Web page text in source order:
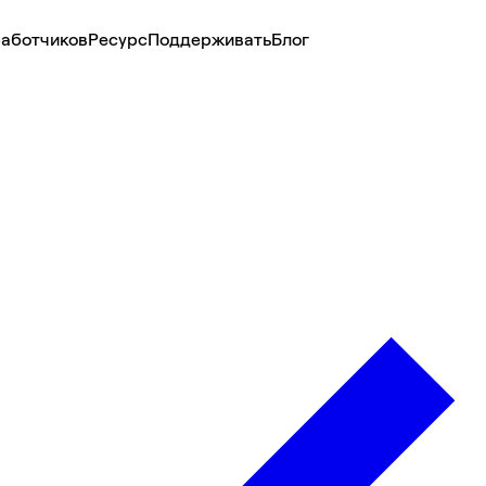
РесурсПоддерживатьБлог